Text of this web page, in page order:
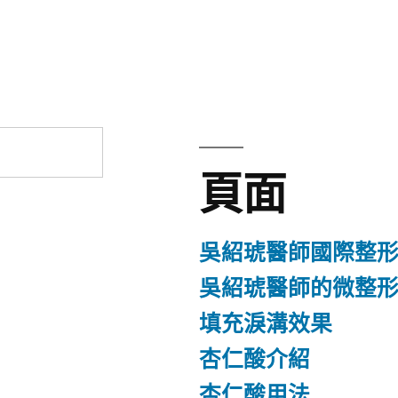
頁面
吳紹琥醫師國際整
吳紹琥醫師的微整
填充淚溝效果
杏仁酸介紹